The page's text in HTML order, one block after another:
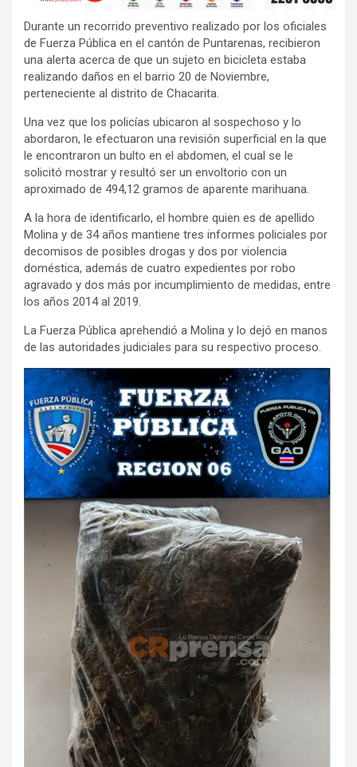
Durante un recorrido preventivo realizado por los oficiales
de Fuerza Pública en el cantón de Puntarenas, recibieron
una alerta acerca de que un sujeto en bicicleta estaba
realizando daños en el barrio 20 de Noviembre,
perteneciente al distrito de Chacarita.
Una vez que los policías ubicaron al sospechoso y lo
abordaron, le efectuaron una revisión superficial en la que
le encontraron un bulto en el abdomen, el cual se le
solicitó mostrar y resultó ser un envoltorio con un
aproximado de 494,12 gramos de aparente marihuana.
A la hora de identificarlo, el hombre quien es de apellido
Molina y de 34 años mantiene tres informes policiales por
decomisos de posibles drogas y dos por violencia
doméstica, además de cuatro expedientes por robo
agravado y dos más por incumplimiento de medidas, entre
los años 2014 al 2019.
La Fuerza Pública aprehendió a Molina y lo dejó en manos
de las autoridades judiciales para su respectivo proceso.